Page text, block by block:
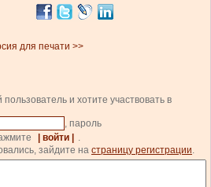
для печати >>
и хотите участвовать в
, пароль
| войти |
.
зайдите на страницу регистрации.